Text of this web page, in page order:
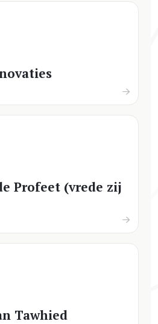
Profeet (vrede zij
Tawhied